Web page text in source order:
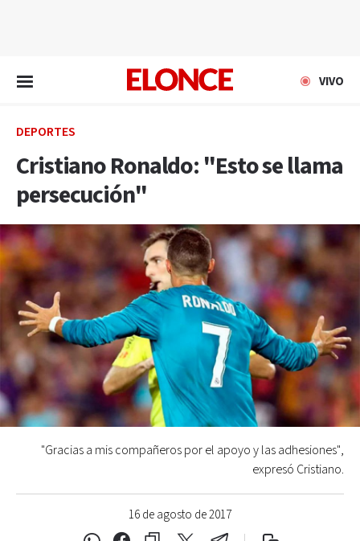
VIVO
DEPORTES
Cristiano Ronaldo: "Esto se llama
persecución"
16 de agosto de 2017
"Gracias a mis compañeros por el apoyo y las adhesiones",
expresó Cristiano.